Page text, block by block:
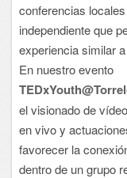
conferencias
independiente que
experiencia similar
En nuestro evento
el visionado de
en vivo y
favorecer la
dentro de un grupo